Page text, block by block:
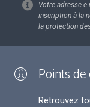
Votre adresse
inscription à la
la protection
Points
Retrouvez